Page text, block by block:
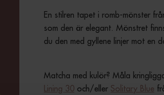
En stilren tapet i romb-mönster
som den är elegant. Mönstret
du den med gyllene linjer mot en
Matcha med kulör? Måla
Lining 30 och/eller Solitary Blue